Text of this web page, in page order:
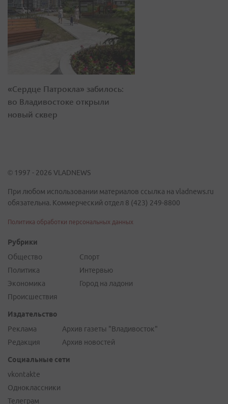
«Сердце Патрокла» забилось:
во Владивостоке открыли
новый сквер
© 1997 - 2026 VLADNEWS
При любом использовании материалов ссылка на vladnews.ru
обязательна. Коммерческий отдел 8 (423) 249-8800
Политика обработки персональных данных
Рубрики
Общество
Политика
Экономика
Происшествия
Спорт
Интервью
Город на ладони
Издательство
Реклама
Редакция
Архив газеты "Владивосток"
Архив новостей
Социальные сети
vkontakte
Одноклассники
Телеграм